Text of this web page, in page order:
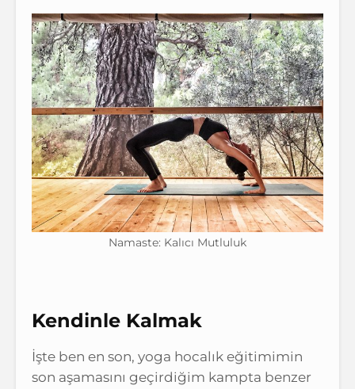
Namaste: Kalıcı Mutluluk
Kendinle Kalmak
İşte ben en son, yoga hocalık eğitimimin
son aşamasını geçirdiğim kampta benzer